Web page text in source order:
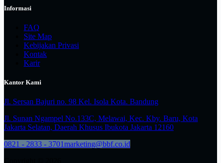
Informasi
FAQ
Site Map
Kebijakan Privasi
Kontak
Karir
Kantor Kami
Jl. Sersan Bajuri no. 98 Kel. Isola Kota. Bandung
Jl. Sunan Ngampel No.133C, Melawai, Kec. Kby. Baru, Kota
Jakarta Selatan, Daerah Khusus Ibukota Jakarta 12160
0821 - 2833 - 3701marketing@bbf.co.id